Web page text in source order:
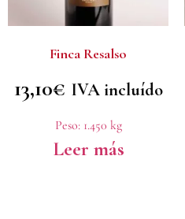
Finca Resalso
13,10€ IVA incluído
Peso:1.450 kg
Leer más